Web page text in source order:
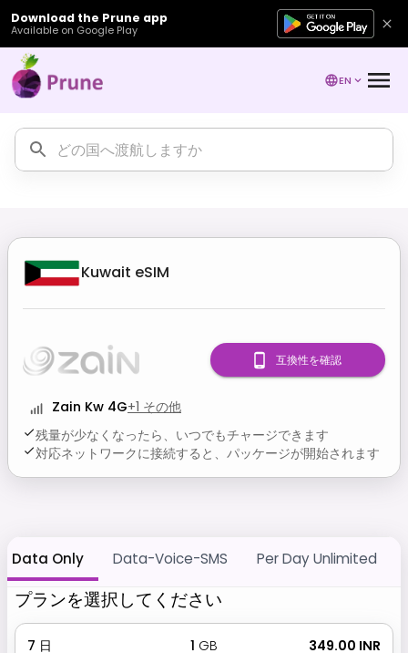
Download the Prune app
Available on Google Play
EN
Kuwait eSIM
Zain Kw 4G+1 その他
残量が少なくなったら、いつでもチャージできます
対応ネットワークに接続すると、パッケージが開始されます
互換性を確認
Data Only Data-Voice-SMS Per Day Unlimited
プランを選択してください
7 日 1 GB ₹ 349.00 INR